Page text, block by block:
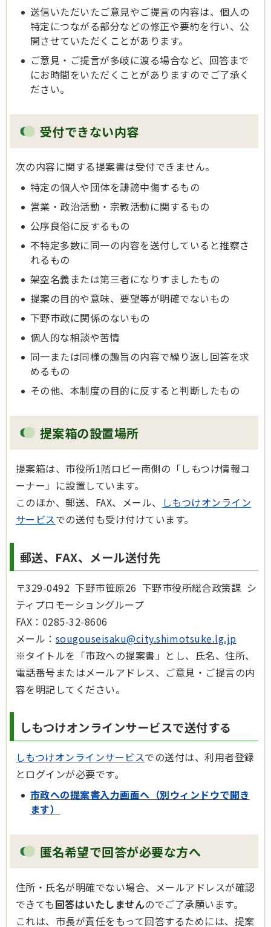
送信いただいたご意見やご提言の内容は、個人の
特定につながる部分などの修正や要約を行い、公
開させていただくことがあります。
ご意見・ご提言が多岐に渡る場合など、回答まで
にお時間をいただくことがありますのでご了承く
ださい。
受付できない内容
次の内容に関する提案書は受付できません。
特定の個人や団体を誹謗中傷するもの
営業・政治活動・宗教活動に関するもの
公序良俗に反するもの
不特定多数に同一の内容を送付していると推察さ
れるもの
架空名義または第三者になりすましたもの
提案の目的や意味、要望等が明確でないもの
下野市政に関係のないもの
個人的な相談や苦情
同一または同様の趣旨の内容で繰り返し回答を求
めるもの
その他、本制度の目的に反すると判断したもの
提案箱の設置場所
提案箱は、市役所1階ロビー南側の「しもつけ情報コ
ーナー」に設置しています。
このほか、郵送、FAX、メール、 しもつけオンライン
サービスでの送付も受け付けています。
郵送、FAX、メール送付先
〒329-0492 下野市笹原26 下野市役所総合政策課 シ
ティプロモーショングループ
FAX：0285-32-8606
メール： sougouseisaku@city.shimotsuke.lg.jp
※タイトルを「市政への提案書」とし、氏名、住所、
電話番号またはメールアドレス、ご意見・ご提言の内
容を明記してください。
しもつけオンラインサービスで送付する
しもつけオンラインサービスでの送付は、利用者登録
とログインが必要です。
市政への提案書入力画面へ（別ウィンドウで開き
ます）
匿名希望で回答が必要な方へ
住所・氏名が明確でない場合、メールアドレスが確認
できても回答はいたしませんのでご了承願います。
これは、市長が責任をもって回答するためには、提案